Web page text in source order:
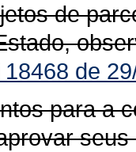
de
de
para a